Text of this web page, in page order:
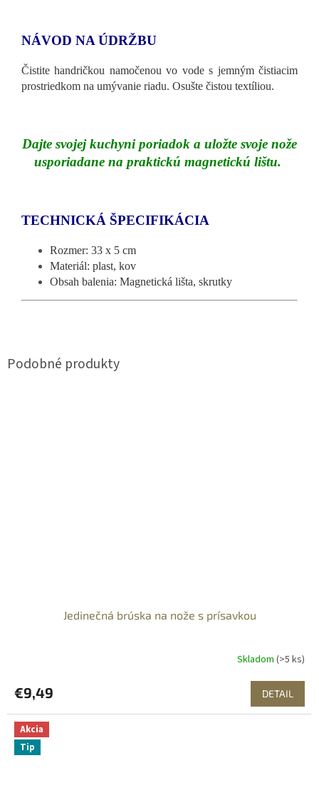
NÁVOD NA ÚDRŽBU
Čistite handričkou namočenou vo vode s jemným čistiacim
prostriedkom na umývanie riadu. Osušte čistou textíliou.
Dajte svojej kuchyni poriadok a uložte svoje nože
usporiadane na praktickú magnetickú lištu.
TECHNICKÁ ŠPECIFIKÁCIA
Rozmer: 33 x 5 cm
Materiál: plast, kov
Obsah balenia: Magnetická lišta, skrutky
Jedinečná brúska na nože s prísavkou
Skladom (>5 ks)
€9,49 DETAIL
Akcia
Tip